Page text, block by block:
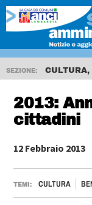
SEZIONE: CULTURA,
2013:
cittadini
12 Febbraio 2013
TEMI: CULTURA